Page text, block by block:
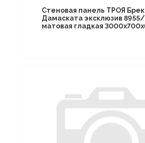
Стеновая панель ТРОЯ
Дамаската эксклюзив 8955/
матовая гладкая